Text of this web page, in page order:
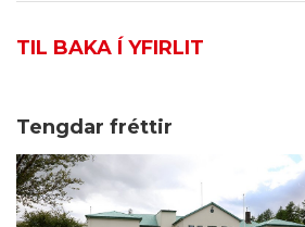
TIL BAKA Í YFIRLIT
Tengdar fréttir